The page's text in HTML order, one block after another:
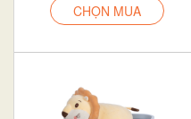
CHỌN MUA